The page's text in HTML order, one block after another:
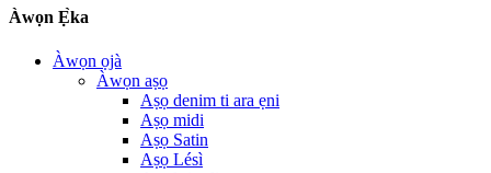
Àwọn Ẹ̀ka
Àwọn ọjà
Àwọn aṣọ
Aṣọ denim ti ara ẹni
Aṣọ midi
Aṣọ Satin
Aṣọ Lésì